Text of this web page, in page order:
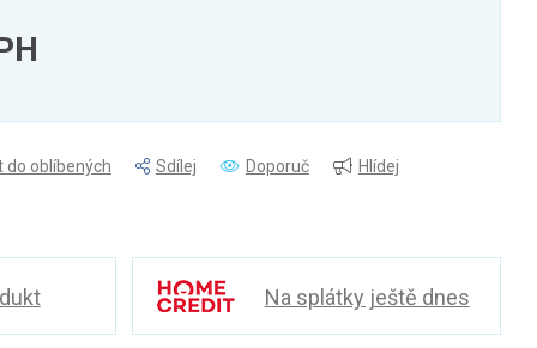
do oblíbených Sdílej Doporuč
Hlídej
Na splátky ještě dnes